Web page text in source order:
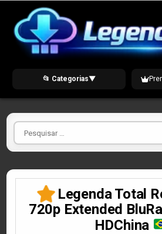
content
📂 Categorias▼
Pesquisar
por
Legenda Total
720p Extended
HDChina